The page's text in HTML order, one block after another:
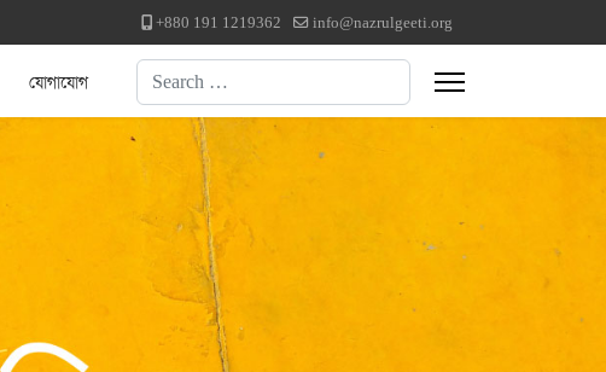
+880 191 1219362 info@nazrulgeeti.org
যোগাযোগ Search